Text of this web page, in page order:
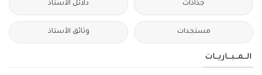
جذاذات دلائل الأستاذ
مستجدات وثائق الأستاذ
الــمــبــاريــات